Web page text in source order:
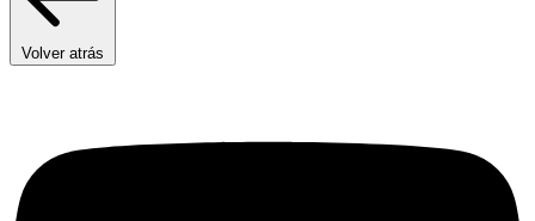
Volver atrás